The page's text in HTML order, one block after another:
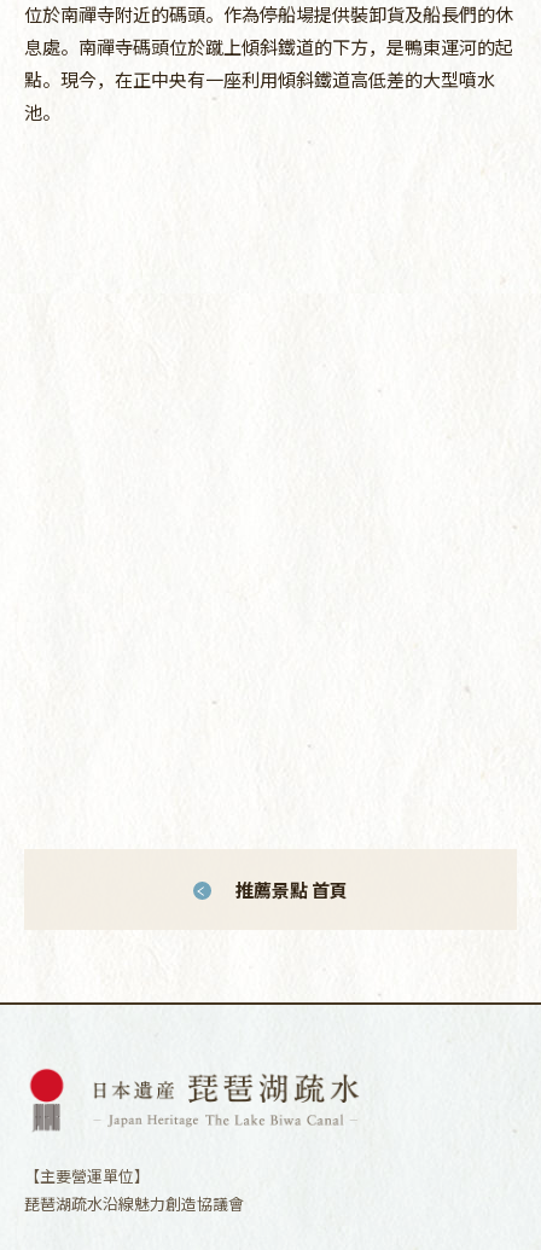
位於南禪寺附近的碼頭。作為停船場提供裝卸貨及船長們的休
息處。南禪寺碼頭位於蹴上傾斜鐵道的下方，是鴨東運河的起
點。現今，在正中央有一座利用傾斜鐵道高低差的大型噴水
池。
推薦景點 首頁
【主要營運單位】
琵琶湖疏水沿線魅力創造協議會